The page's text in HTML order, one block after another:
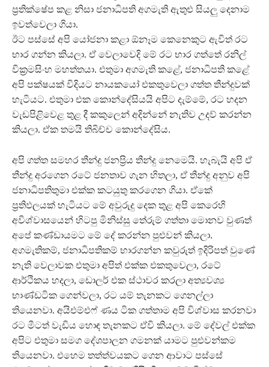
ප්‍රතික්ෂේප කළ නිසා ජනාධිපති අගමැති ඇතුළු සියලු දෙනාම
ඉවත්වෙලා ගියා.
ඊට පස්සේ අපි යෝජනා කළා ඕනෑම කෙනෙකුට ඇවිත් රට
භාර ගන්න කියලා. ඒ වෙලාවෙදි මේ රට භාර ගත්තේ රනිල්
වික්‍රමසිංහ මහත්තයා. එතුමා අගමැති කළේ, ජනාධිපති කළේ
අපි පක්ෂයක් විදියට නායකයෝ එකතුවෙලා ගත්ත තීන්දුවක්
හැටියට. එතුමා එක කොන්දේසියයි අපිට දැම්මේ, රට හදන
වැඩපිළිවෙළ තුළ දී කකුලෙන් අදින්නේ නැතිව උදව් කරන්න
කියලා. ඒක තමයි තිබිච්ච කොන්දේසිය.
අපි ගත්ත සමහර තීන්දු ජනප්‍රිය තීන්දු නෙමෙයි. හැබැයි අපි ඒ
තීන්දු අරගෙන රටේ ජනතාව ගැන හිතලා, ඒ තීන්දු අනුව අපි
ජනාධිපතිතුමා එක්ක කටයුතු කරගෙන ගියා. ඒකේ
ප්‍රතිඵලයක් හැටියට මේ අවුරුදු දෙක තුළ අපි කෙරෙහි
අවිශ්වාසයෙන් හිටපු මිනිස්සු තේරුම් ගත්තා මොනව වුණත්
අපේ කණ්ඩායමට මේ දේ කරන්න පුළුවන් කියලා.
අගමැතිකම්, ජනාධිපතිකම් භාරගන්න කවුරුත් ඉදිරිපත් වුණේ
නැති වෙලාවක එතුමා අපිත් එක්ක එකතුවෙලා, රටේ
ආර්ථිකය හදලා, ඩොලර් එක ස්ථාවර කරලා අත්‍යවශ්‍ය
භාණ්ඩටික ගෙන්වලා, රට යම් තැනකට ගෙනල්ලා
තියෙනවා. අයිඑම්එෆ් ණය ටික ගත්තාම අපි විශ්වාස කරනවා
රට මීටත් වැඩිය හොඳ තැනකට ඒවි කියලා. මේ දේවල් එක්ක
අපිට එතුමා සමග දේශපාලන ගමනක් යාමට පුළුවන්කම
තියෙනවා. එහෙම තත්ත්වයකට ගෙන ආවාට පස්සේ